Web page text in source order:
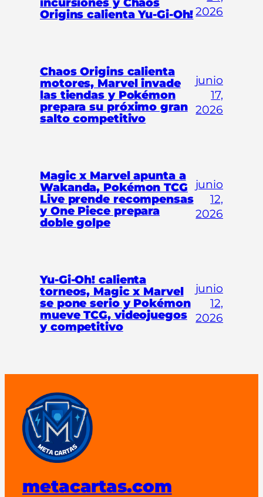
Origins calienta Yu-Gi-Oh!2026
Chaos Origins calienta
motores, Marvel invade
las tiendas y Pokémon
prepara su próximo gran
salto competitivo
junio
17,
2026
Magic x Marvel apunta a
Wakanda, Pokémon TCG
Live prende recompensas
y One Piece prepara
doble golpe
junio
12,
2026
Yu-Gi-Oh! calienta
torneos, Magic x Marvel
se pone serio y Pokémon
mueve TCG, videojuegos
y competitivo
junio
12,
2026
metacartas.com